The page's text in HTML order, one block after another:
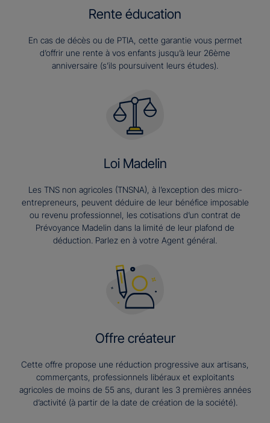
Rente éducation
En cas de décès ou de PTIA, cette garantie vous permet
d’offrir une rente à vos enfants jusqu’à leur 26ème
anniversaire (s’ils poursuivent leurs études).​
Loi Madelin
Les TNS non agricoles (TNSNA), à l’exception des micro-
entrepreneurs, peuvent déduire de leur bénéfice imposable
ou revenu professionnel, les cotisations d’un contrat de
Prévoyance Madelin dans la limité de leur plafond de
déduction. Parlez en à votre Agent général.
Offre créateur
Cette offre propose une réduction progressive aux artisans,
commerçants, professionnels libéraux et exploitants
agricoles de moins de 55 ans, durant les 3 premières années
d’activité (à partir de la date de création de la société).